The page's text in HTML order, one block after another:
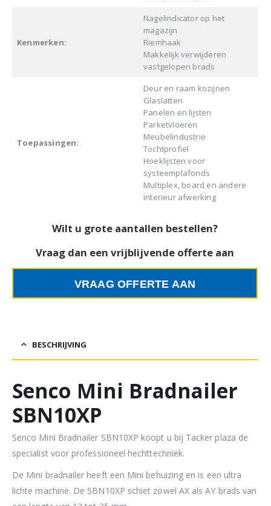
Kenmerken:
Nagelindicator op het
magazijn
Riemhaak
Makkelijk verwijderen
vastgelopen brads
Toepassingen:
Deur en raam kozijnen
Glaslatten
Panelen en lijsten
Parketvloeren
Meubelindustrie
Tochtprofiel
Hoeklijsten voor
systeemplafonds
Multiplex, board en andere
interieur afwerking
Wilt u grote aantallen bestellen?
Vraag dan een vrijblijvende offerte aan
VRAAG OFFERTE AAN
BESCHRIJVING
Senco Mini Bradnailer
SBN10XP
Senco Mini Bradnailer SBN10XP koopt u bij Tacker plaza de
specialist voor professioneel hechttechniek.
De Mini bradnailer heeft een Mini behuizing en is een ultra
lichte machine. De SBN10XP schiet zowel AX als AY brads van